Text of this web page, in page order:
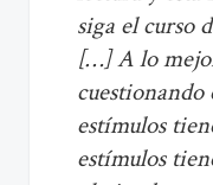
siga el curso
[…] A lo
estímulos
estímulos